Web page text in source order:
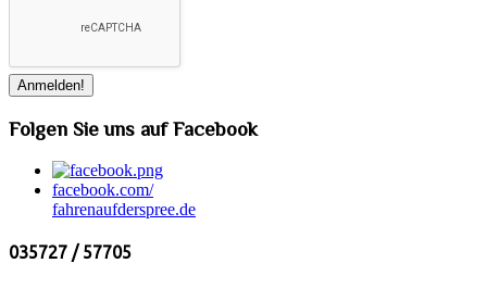
Folgen Sie uns auf Facebook
facebook.com/
fahrenaufderspree.de
035727 / 57705